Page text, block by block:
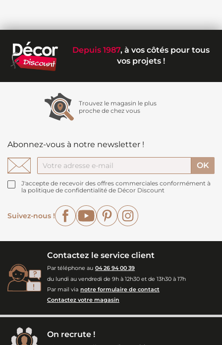
Depuis 1987, à vos côtés pour tous
vos projets !
Trouvez le magasin le plus
proche de chez vous
Abonnez-vous à notre newsletter !
J'accepte de recevoir des offres commerciales conformément à
la politique de confidentialité de Décor Discount
Suivez-nous !
FacebookYouTubePinterest
Contactez le service client
Par téléphone au 04 26 94 00 39
du lundi au vendredi de 9h à 12h30 et de 13h30 à 17h
Par mail via notre formulaire de contact
Contactez votre magasin
On recrute !